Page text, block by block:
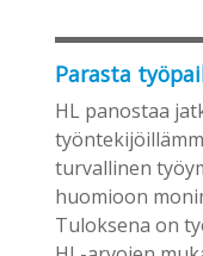
Parasta
HL panostaa
turvallinen
huomioon
Tuloksena on